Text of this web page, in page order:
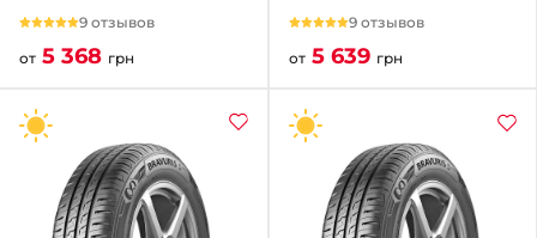
9 отзывов
от 5 368 грн
9 отзывов
от 5 639 грн